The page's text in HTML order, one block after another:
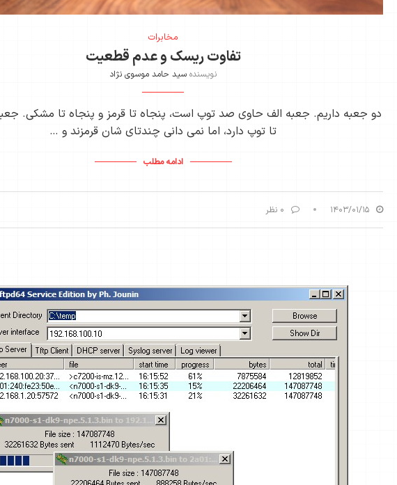
مخابرات
تفاوت ریسک و عدم قطعیت
نویسنده سید حامد موسوی نژاد
دو جعبه داریم. جعبه الف حاوی صد توپ است، پنجاه تا قرمز و پنجاه تا مشکی.
تا توپ دارد،‌ اما نمی دانی چندتای شان قرمزند و …
ادامه مطلب
۱۴۰۳/۰۱/۱۵ ۰ نظر